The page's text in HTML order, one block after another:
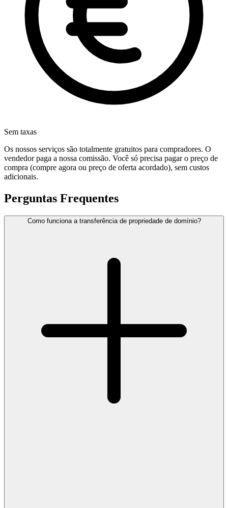
Sem taxas
Os nossos serviços são totalmente gratuitos para compradores. O
vendedor paga a nossa comissão. Você só precisa pagar o preço de
compra (compre agora ou preço de oferta acordado), sem custos
adicionais.
Perguntas Frequentes
Como funciona a transferência de propriedade de domínio?